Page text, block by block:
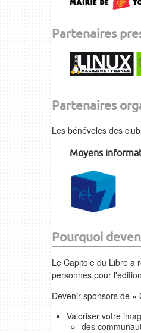
Partenaires
Partenaires
Les bénévoles des
Moyens
Pourquoi
Le Capitole du Libre a
personnes pour
Devenir sponsors de «
Valoriser votre
des